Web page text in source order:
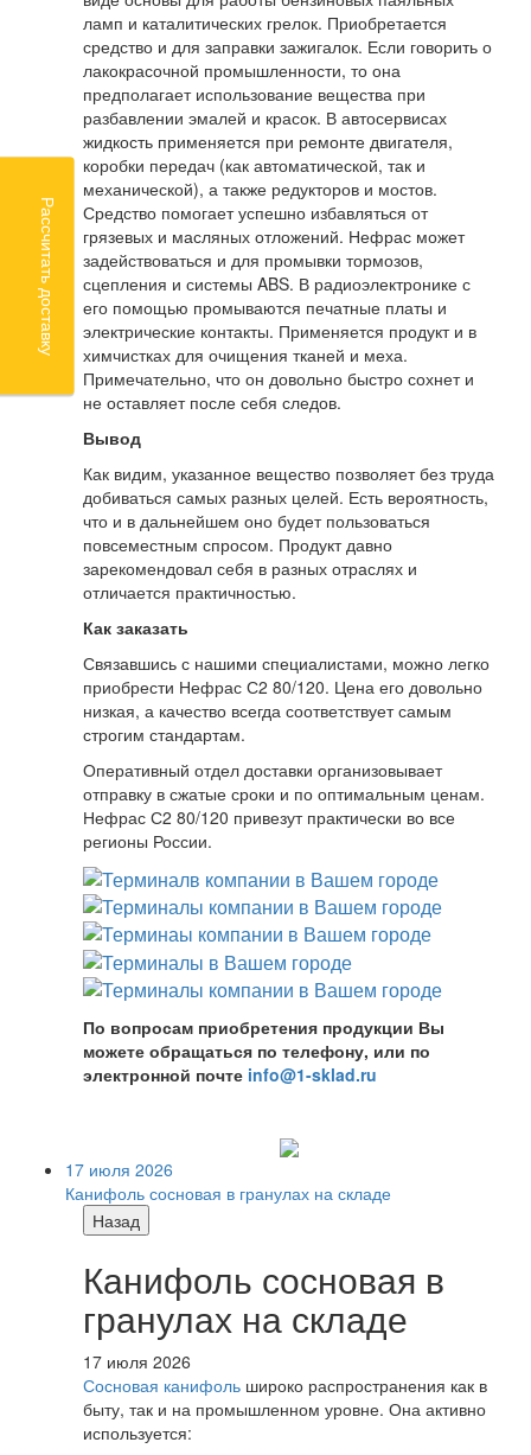
ламп и каталитических грелок. Приобретается
средство и для заправки зажигалок. Если говорить о
лакокрасочной промышленности, то она
предполагает использование вещества при
разбавлении эмалей и красок. В автосервисах
жидкость применяется при ремонте двигателя,
коробки передач (как автоматической, так и
механической), а также редукторов и мостов.
Средство помогает успешно избавляться от
грязевых и масляных отложений. Нефрас может
задействоваться и для промывки тормозов,
сцепления и системы ABS. В радиоэлектронике с
его помощью промываются печатные платы и
электрические контакты. Применяется продукт и в
химчистках для очищения тканей и меха.
Примечательно, что он довольно быстро сохнет и
не оставляет после себя следов.
Вывод
Как видим, указанное вещество позволяет без труда
добиваться самых разных целей. Есть вероятность,
что и в дальнейшем оно будет пользоваться
повсеместным спросом. Продукт давно
зарекомендовал себя в разных отраслях и
отличается практичностью.
Как заказать
Связавшись с нашими специалистами, можно легко
приобрести Нефрас С2 80/120. Цена его довольно
низкая, а качество всегда соответствует самым
строгим стандартам.
Оперативный отдел доставки организовывает
отправку в сжатые сроки и по оптимальным ценам.
Нефрас С2 80/120 привезут практически во все
регионы России.
По вопросам приобретения продукции Вы
можете обращаться по телефону, или по
электронной почте info@1-sklad.ru
17 июля 2026
Канифоль сосновая в гранулах на складе
Назад
Канифоль сосновая в
гранулах на складе
17 июля 2026
Сосновая канифоль широко распространения как в
быту, так и на промышленном уровне. Она активно
используется:
Рассчитать доставку